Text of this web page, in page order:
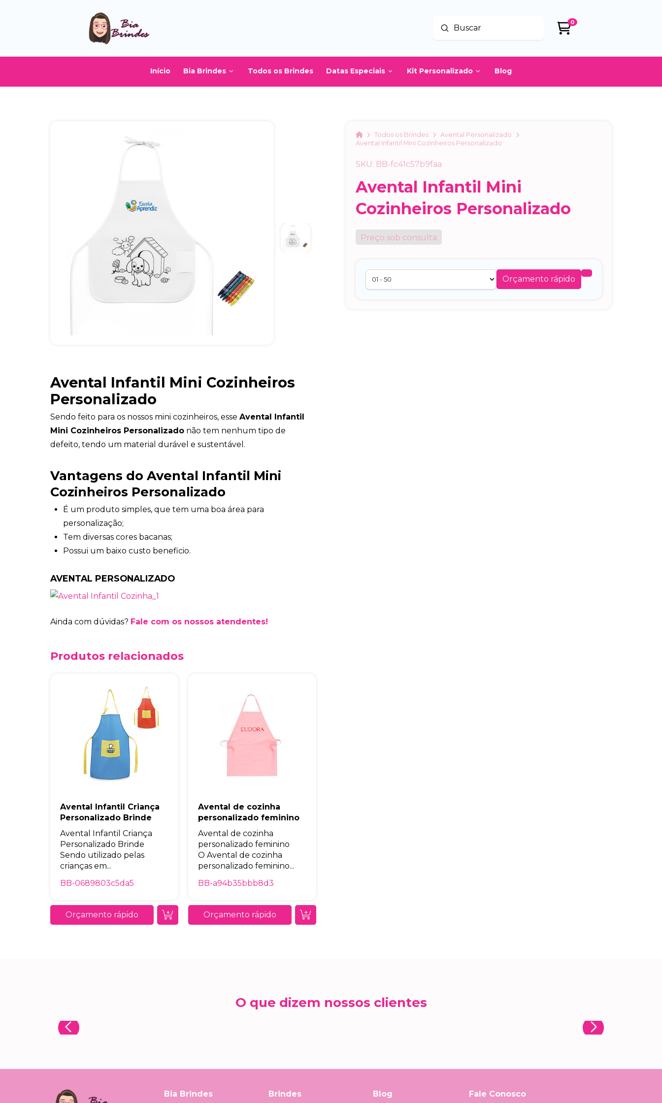
Buscar
Enviar
0
Início Bia Brindes Todos os Brindes Datas Especiais Kit Personalizado Blog
HomeTodos os Brindes
Avental Personalizado
Avental Infantil Mini Cozinheiros Personalizado
SKU: BB-fc41c57b9faa
Avental Infantil Mini
Cozinheiros Personalizado
Preço sob consulta
Orçamento rápido
Avental Infantil Mini Cozinheiros
Personalizado
Sendo feito para os nossos mini cozinheiros, esse Avental Infantil
Mini Cozinheiros Personalizado não tem nenhum tipo de
defeito, tendo um material durável e sustentável.
Vantagens do Avental Infantil Mini
Cozinheiros Personalizado
É um produto simples, que tem uma boa área para
personalização;
Tem diversas cores bacanas;
Possui um baixo custo beneficio.
AVENTAL PERSONALIZADO
Ainda com dúvidas? Fale com os nossos atendentes!
Produtos relacionados
Avental Infantil Criança
Personalizado Brinde
Avental Infantil Criança
Personalizado Brinde
Sendo utilizado pelas
crianças em...
BB-0689803c5da5
Orçamento rápido
Avental de cozinha
personalizado feminino
Avental de cozinha
personalizado feminino
O Avental de cozinha
personalizado feminino...
BB-a94b35bbb8d3
Orçamento rápido
O que dizem nossos clientes
Bia Brindes Brindes Blog Fale Conosco
Eu concordo em receber comunicações.
A nossa empresa está comprometida a proteger e respeitar sua
privacidade, utilizaremos seus dados apenas para fins de
marketing. Você pode alterar suas preferências a qualquer